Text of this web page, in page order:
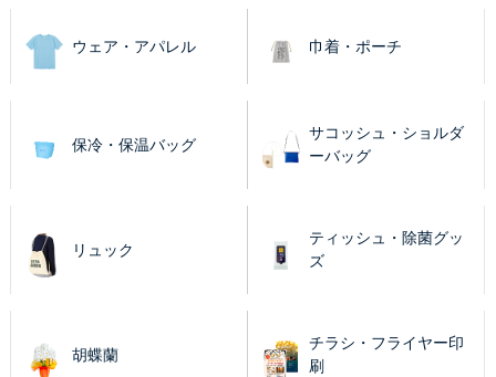
ウェア・アパレル 巾着・ポーチ
保冷・保温バッグ
サコッシュ・ショルダ
ーバッグ
リュック
ティッシュ・除菌グッ
ズ
胡蝶蘭
チラシ・フライヤー印
刷